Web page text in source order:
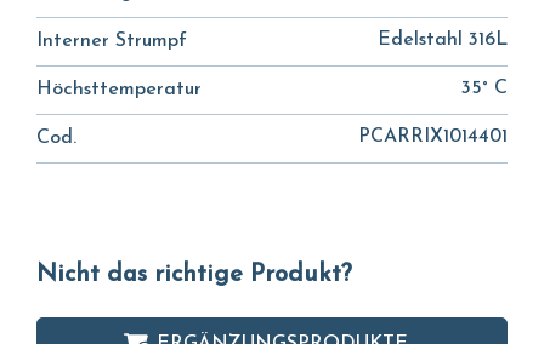
Interner Strumpf Edelstahl 316L
Höchsttemperatur 35° C
Cod. PCARRIX1014401
Nicht das richtige Produkt?